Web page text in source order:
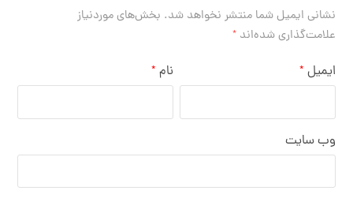
نشانی ایمیل شما منتشر نخواهد شد. بخش‌های موردنیاز
علامت‌گذاری شده‌اند*
نام * ایمیل *
وب‌ سایت